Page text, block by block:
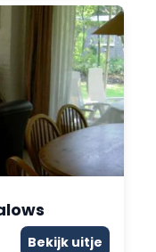
Bekijk uitje